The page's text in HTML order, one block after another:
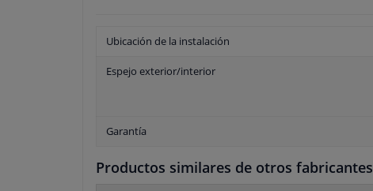
Ubicación de la instalación
Espejo exterior/interior
Garantía
Productos similares de otros fabricantes